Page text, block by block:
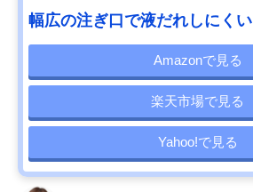
幅広の注ぎ口で液だれしにくい
Amazonで見る
楽天市場で見る
Yahoo!で見る